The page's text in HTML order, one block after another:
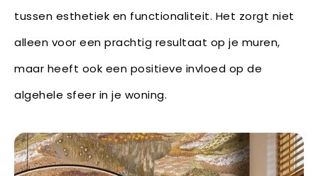
tussen esthetiek en functionaliteit. Het zorgt niet
alleen voor een prachtig resultaat op je muren,
maar heeft ook een positieve invloed op de
algehele sfeer in je woning.